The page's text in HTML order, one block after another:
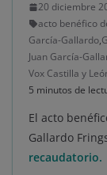
20 diciembre
acto benéfico
García-Gallardo,
Juan García-
Vox Castilla y
5 minutos de
El acto
Gallardo
recaudatorio.